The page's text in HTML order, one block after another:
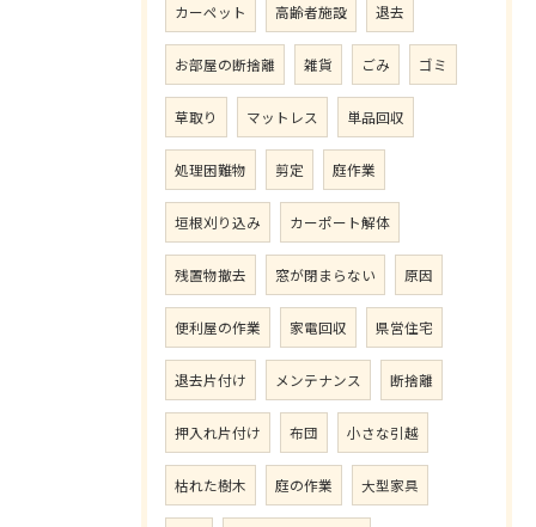
カーペット 高齢者施設 退去
お部屋の断捨離 雑貨 ごみ ゴミ
草取り マットレス 単品回収
処理困難物 剪定 庭作業
垣根刈り込み カーポート解体
残置物撤去 窓が閉まらない 原因
便利屋の作業 家電回収 県営住宅
退去片付け メンテナンス 断捨離
押入れ片付け 布団 小さな引越
枯れた樹木 庭の作業 大型家具